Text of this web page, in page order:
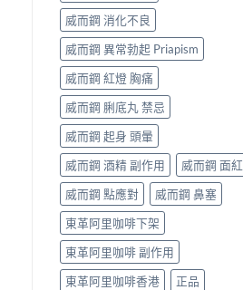
威而鋼 消化不良
威而鋼 異常勃起 Priapism
威而鋼 紅燈 胸痛
威而鋼 脷底丸 禁忌
威而鋼 起身 頭暈
威而鋼 酒精 副作用
威而鋼 面紅
威而鋼 點應對
威而鋼 鼻塞
東革阿里咖啡下架
東革阿里咖啡 副作用
東革阿里咖啡香港
正品